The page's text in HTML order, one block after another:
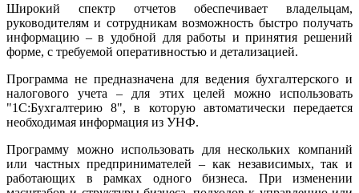
Широкий спектр отчетов обеспечивает владельцам,
руководителям и сотрудникам возможность быстро получать
информацию – в удобной для работы и принятия решений
форме, с требуемой оперативностью и детализацией.
Программа не предназначена для ведения бухгалтерского и
налогового учета – для этих целей можно использовать
"1С:Бухгалтерию 8", в которую автоматически передается
необходимая информация из УНФ.
Программу можно использовать для нескольких компаний
или частных предпринимателей – как независимых, так и
работающих в рамках одного бизнеса. При изменении